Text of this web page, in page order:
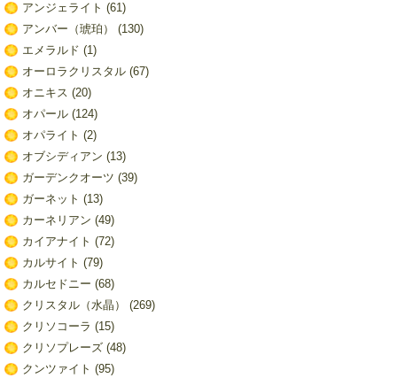
アンジェライト (61)
アンバー（琥珀）
(130)
エメラルド (1)
オーロラクリスタル(67)
オニキス (20)
オパール(124)
オパライト (2)
オブシディアン (13)
ガーデンクオーツ (39)
ガーネット (13)
カーネリアン (49)
カイアナイト (72)
カルサイト (79)
カルセドニー (68)
クリスタル（水晶）
(269)
クリソコーラ (15)
クリソプレーズ(48)
クンツァイト (95)